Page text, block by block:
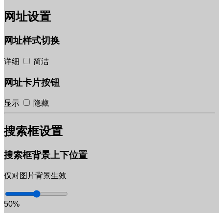
网址设置
网址样式切换
详细 简洁
网址卡片按钮
显示 隐藏
搜索框设置
搜索框背景上下位置
仅对图片背景生效
50%